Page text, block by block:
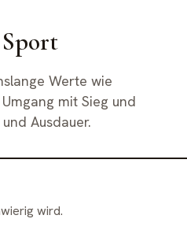
Werte wie
mit Sieg und
Ausdauer.
wird.